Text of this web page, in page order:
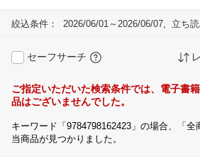
絞込条件： 2026/06/01～2026/06/07 立ち
セーフサーチ
ご指定いただいた検索条件では、電子書
品はございませんでした。
キーワード「9784798162423」の場合、「
当商品が見つかりました。